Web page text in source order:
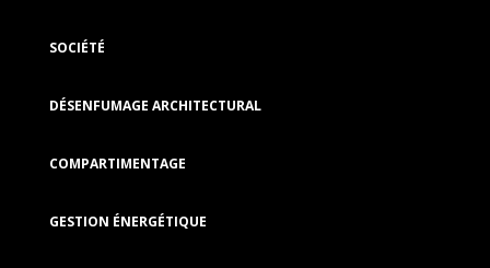
SOCIÉTÉ
DÉSENFUMAGE ARCHITECTURAL
COMPARTIMENTAGE
GESTION ÉNERGÉTIQUE